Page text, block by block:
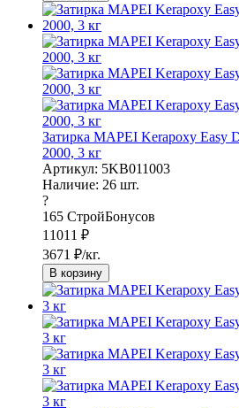
Затирка MAPEI Kerapoxy Easy
2000, 3 кг
Артикул: 5KB011003
Наличие: 26 шт.
?
165 СтройБонусов
11011 ₽
3671 ₽/кг.
В корзину